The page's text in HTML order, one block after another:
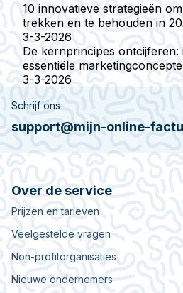
10 innovatieve strategieën
trekken en te behouden in
3-3-2026
De kernprincipes ontcijferen:
essentiële
3-3-2026
Schrijf ons
support@mijn-online-
Over de service
Prijzen en tarieven
Veelgestelde vragen
Non-profitorganisaties
Nieuwe ondernemers